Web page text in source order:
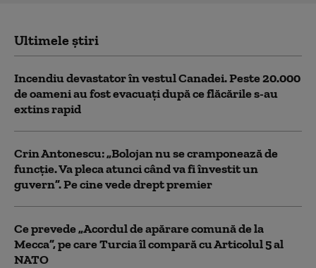
Ultimele știri
Incendiu devastator în vestul Canadei. Peste 20.000
de oameni au fost evacuați după ce flăcările s-au
extins rapid
Crin Antonescu: „Bolojan nu se cramponează de
funcție. Va pleca atunci când va fi învestit un
guvern”. Pe cine vede drept premier
Ce prevede „Acordul de apărare comună de la
Mecca”, pe care Turcia îl compară cu Articolul 5 al
NATO